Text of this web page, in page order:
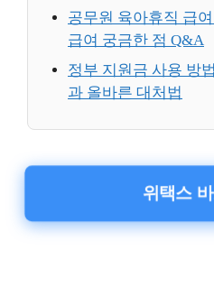
공무원 육아휴직 급
급여 궁금한 점 Q&A
정부 지원금 사용 방
과 올바른 대처법
위택스 바